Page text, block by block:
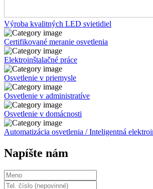
Výroba kvalitných LED svietidiel
Certifikované meranie osvetlenia
Elektroinštalačné práce
Osvetlenie v priemysle
Osvetlenie v administratíve
Osvetlenie v domácnosti
Automatizácia osvetlenia / Inteligentná
Napíšte nám